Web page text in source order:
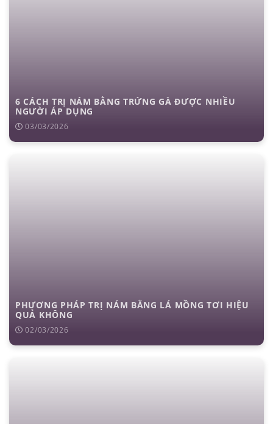
6 CÁCH TRỊ NÁM BẰNG TRỨNG GÀ ĐƯỢC NHIỀU
NGƯỜI ÁP DỤNG
03/03/2026
PHƯƠNG PHÁP TRỊ NÁM BẰNG LÁ MỒNG TƠI HIỆU
QUẢ KHÔNG
02/03/2026